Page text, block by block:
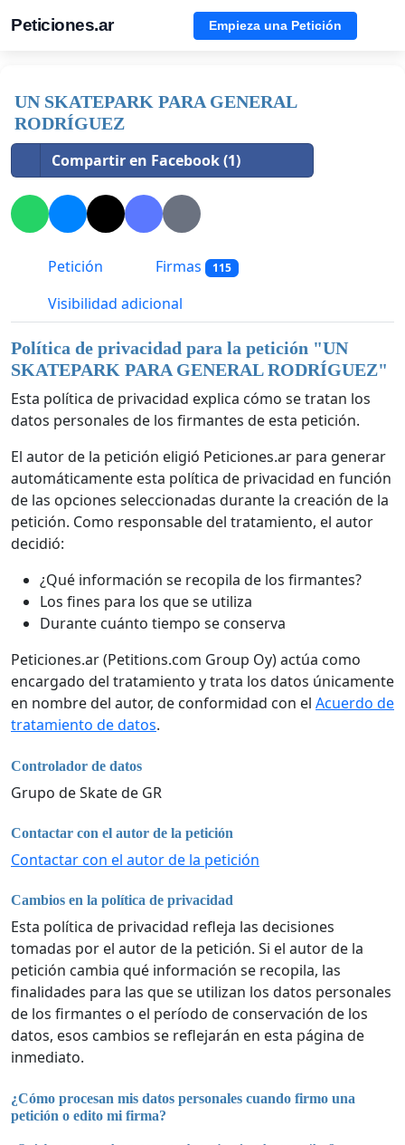
Peticiones.ar Empieza una Petición
UN SKATEPARK PARA GENERAL
RODRÍGUEZ
Compartir en Facebook (1)
Petición Firmas 115
Visibilidad adicional
Política de privacidad para la petición "UN
SKATEPARK PARA GENERAL RODRÍGUEZ"
Esta política de privacidad explica cómo se tratan los
datos personales de los firmantes de esta petición.
El autor de la petición eligió Peticiones.ar para generar
automáticamente esta política de privacidad en función
de las opciones seleccionadas durante la creación de la
petición. Como responsable del tratamiento, el autor
decidió:
¿Qué información se recopila de los firmantes?
Los fines para los que se utiliza
Durante cuánto tiempo se conserva
Peticiones.ar (Petitions.com Group Oy) actúa como
encargado del tratamiento y trata los datos únicamente
en nombre del autor, de conformidad con el Acuerdo de
tratamiento de datos.
Controlador de datos
Grupo de Skate de GR
Contactar con el autor de la petición
Contactar con el autor de la petición
Cambios en la política de privacidad
Esta política de privacidad refleja las decisiones
tomadas por el autor de la petición. Si el autor de la
petición cambia qué información se recopila, las
finalidades para las que se utilizan los datos personales
de los firmantes o el período de conservación de los
datos, esos cambios se reflejarán en esta página de
inmediato.
¿Cómo procesan mis datos personales cuando firmo una
petición o edito mi firma?